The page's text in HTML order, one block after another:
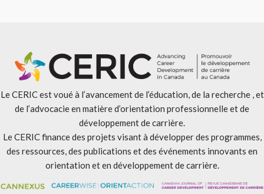
Le CERIC est voué à l’avancement de l’éducation, de la recherche , et
de l’advocacie en matière d’orientation professionnelle et de
développement de carrière.
Le CERIC finance des projets visant à développer des programmes,
des ressources, des publications et des événements innovants en
orientation et en développement de carrière.